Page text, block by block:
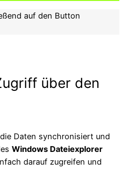
auf den Button
über den
Daten synchronisiert und
Windows Dateiexplorer
darauf zugreifen und